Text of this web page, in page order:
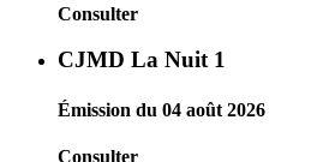
Consulter
CJMD La Nuit 1
Émission du 04 août 2026
Consulter